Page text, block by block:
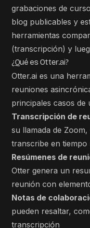
grabaciones de
blog publicables y
herramientas
(transcripción) y
¿Qué es Otter.ai?
Otter.ai es una
reuniones
principales casos de
Transcripción de
su llamada de
transcribe en tiempo
Resúmenes de
Otter genera un
reunión con
Notas de
pueden resaltar,
transcripción